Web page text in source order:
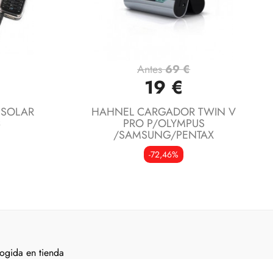
Vista rápida
Antes69 €
19 €
HAHNEL CARGADOR TWIN V
PRO P/OLYMPUS
/SAMSUNG/PENTAX
-72,46%
en tienda